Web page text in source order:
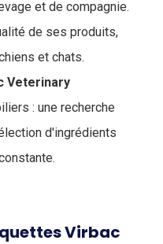
et de compagnie.
de ses produits,
et chats.
Veterinary
: une recherche
d'ingrédients
Virbac